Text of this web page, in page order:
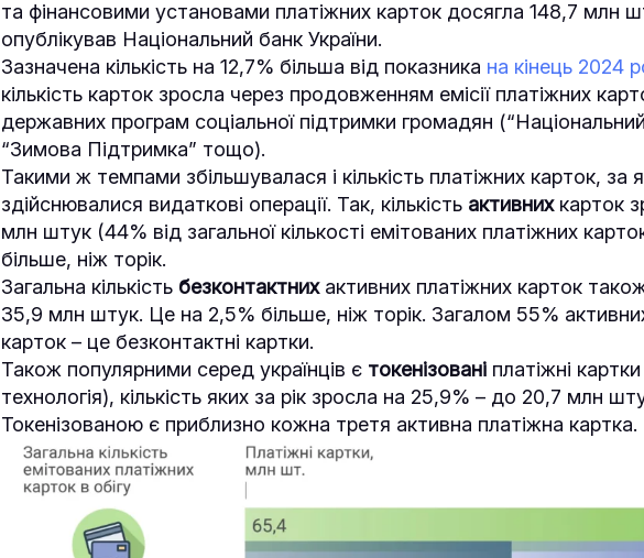
та фінансовими установами платіжних карток досягла 148,7 млн
опублікував Національний банк України.
Зазначена кількість на 12,7% більша від показника на кінець 2024
кількість карток зросла через продовженням емісії платіжних
державних програм соціальної підтримки громадян
“Зимова Підтримка” тощо).
Такими ж темпами збільшувалася і кількість платіжних карток, за
здійснювалися видаткові операції. Так, кількість активнихкарток
млн штук (44% від загальної кількості емітованих платіжних
більше, ніж торік.
Загальна кількість безконтактнихактивних платіжних карток
35,9 млн штук. Це на 2,5% більше, ніж торік. Загалом 55%
карток – це безконтактні картки.
Також популярними серед українців є токенізовані платіжні
технологія), кількість яких за рік зросла на 25,9% – до 20,7 млн
Токенізованою є приблизно кожна третя активна платіжна картка.